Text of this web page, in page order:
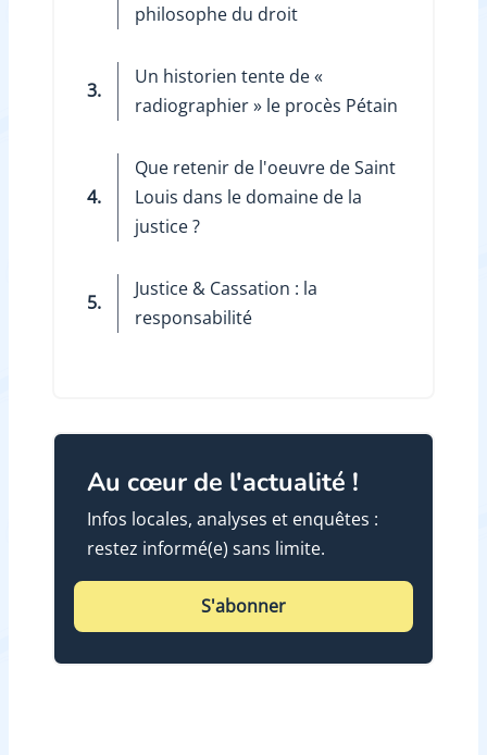
philosophe du droit
3.
Un historien tente de ­«
radiographier » le procès Pétain
4.
Que retenir de l'oeuvre de Saint
Louis dans le domaine de la
justice ?
5.
Justice & Cassation : la
responsabilité
Au cœur de l'actualité !
Infos locales, analyses et enquêtes :
restez informé(e) sans limite.
S'abonner